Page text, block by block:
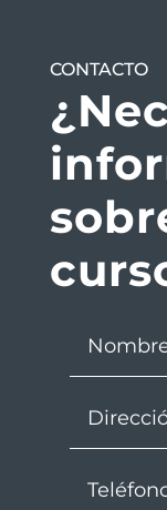
CONTACTO